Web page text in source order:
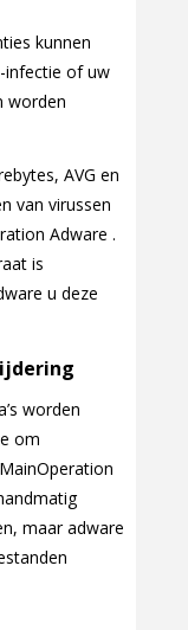
kunnen
infectie of uw
worden
AVG en
van virussen
Adware .
is
u deze
worden
om
maar adware